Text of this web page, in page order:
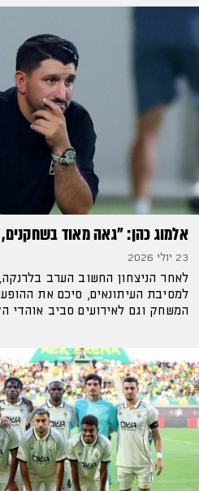
אלמוג כהן: ״גאה מאוד בשחקנים,
23 יולי 2026
לאחר הניצחון החשוב הערב
למסיבת העיתונאים, סיכם את
המשחק וגם לאירועים סביב אוהדי